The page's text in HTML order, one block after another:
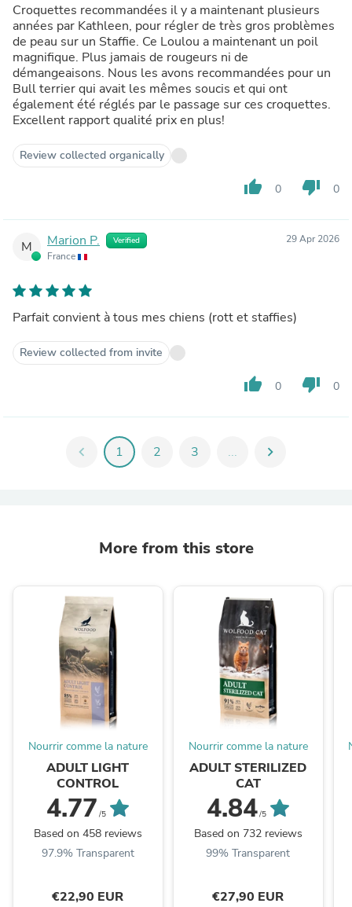
Croquettes recommandées il y a maintenant plusieurs
années par Kathleen, pour régler de très gros problèmes
de peau sur un Staffie. Ce Loulou a maintenant un poil
magnifique. Plus jamais de rougeurs ni de
démangeaisons. Nous les avons recommandées pour un
Bull terrier qui avait les mêmes soucis et qui ont
également été réglés par le passage sur ces croquettes.
Excellent rapport qualité prix en plus!
Review collected organically
thumb_up 0 thumb_down 0
M Marion P. Verified
France
29 Apr 2026
Parfait convient à tous mes chiens (rott et staffies)
Review collected from invite
thumb_up 0 thumb_down 0
chevron_left 1 2 3 ... chevron_right
More from this store
Nourrir comme la nature
ADULT LIGHT
CONTROL
4.77 /5
Based on 458 reviews
97.9% Transparent
€22,90 EUR
Nourrir comme la nature
ADULT STERILIZED
CAT
4.84/5
Based on 732 reviews
99% Transparent
€27,90 EUR